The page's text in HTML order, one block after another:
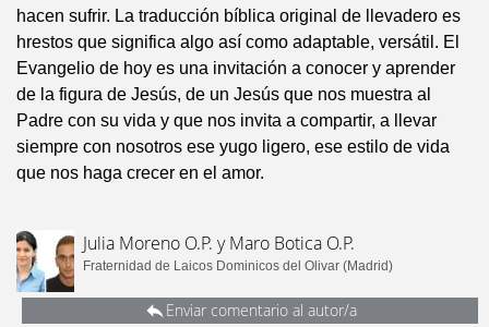
hacen sufrir. La traducción bíblica original de llevadero es
hrestos que significa algo así como adaptable, versátil. El
Evangelio de hoy es una invitación a conocer y aprender
de la figura de Jesús, de un Jesús que nos muestra al
Padre con su vida y que nos invita a compartir, a llevar
siempre con nosotros ese yugo ligero, ese estilo de vida
que nos haga crecer en el amor.
Julia Moreno O.P. y Maro Botica O.P.
Fraternidad de Laicos Dominicos del Olivar (Madrid)
Enviar comentario al autor/a